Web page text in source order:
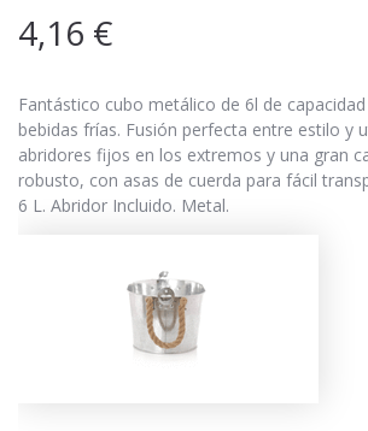
4,16 €
Fantástico cubo metálico de 6l de
bebidas frías. Fusión perfecta entre estilo y
abridores fijos en los extremos y una gran
robusto, con asas de cuerda para fácil
6 L. Abridor Incluido. Metal.